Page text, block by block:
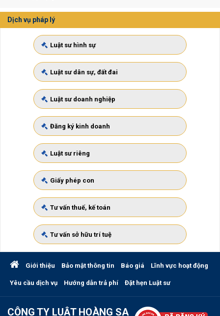
Dịch vụ pháp lý
Luật sư hình sự
Luật sư dân sự, đất đai
Luật sư doanh nghiệp
Đăng ký kinh doanh
Luật sư riêng
Giấy phép con
Tư vấn thuế, kế toán
Tư vấn sở hữu trí tuệ
Giới thiệu Bảo mật thông tin Báo giá Lĩnh vực hoạt động
Yêu cầu dịch vụ Hướng dẫn trả phí Đặt hẹn Luật sư
CÔNG TY LUẬT HOÀNG SA